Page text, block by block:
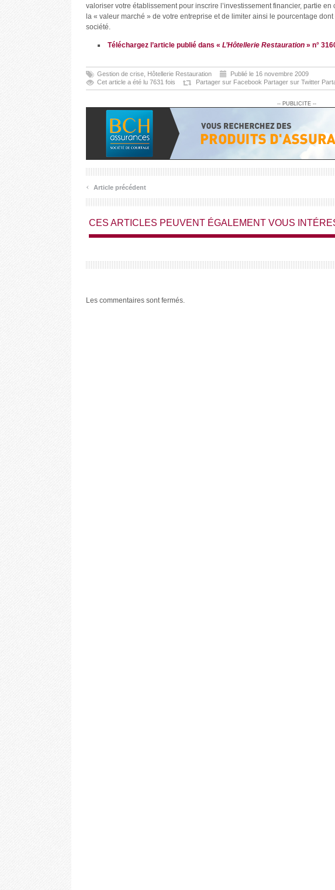
valoriser votre établissement pour inscrire l’investissement financier, partie
la « valeur marché » de votre entreprise et de limiter ainsi le pourcentage
société.
Téléchargez l’article publié dans « L’Hôtellerie Restauration » n°
Gestion de crise Hôtellerie Restauration
Publié le 16 novembre 2009
Cet article a été lu 7631 fois
Partager sur Facebook Partager sur Twitter
-- PUBLICITE --
‹ Article précédent
CES ARTICLES PEUVENT ÉGALEMENT VOUS
Les commentaires sont fermés.